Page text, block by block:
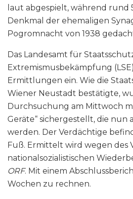
laut abgespielt, während rund
Denkmal der ehemaligen
Pogromnacht von 1938
Das Landesamt für
Extremismusbekämpfung
Ermittlungen ein. Wie die
Wiener Neustadt bestätigte,
Durchsuchung am Mittwoch
Geräte“ sichergestellt, die nun
werden. Der Verdächtige
Fuß. Ermittelt wird wegen des
nationalsozialistischen
ORF. Mit einem
Wochen zu rechnen.